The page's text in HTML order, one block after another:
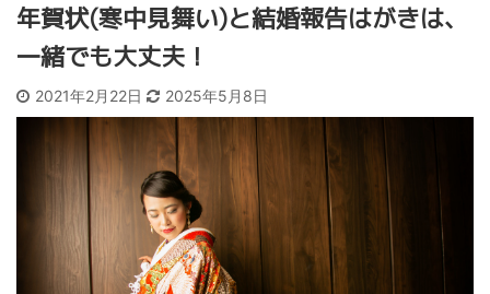
年賀状(寒中見舞い)と結婚報告はがきは、
一緒でも大丈夫！
2021年2月22日 2025年5月8日